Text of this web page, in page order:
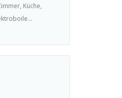
Küche,